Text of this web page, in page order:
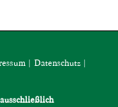
| Datenschutz |